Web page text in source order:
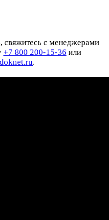
свяжитесь с менеджерами
+7 800 200-15-36 или
.